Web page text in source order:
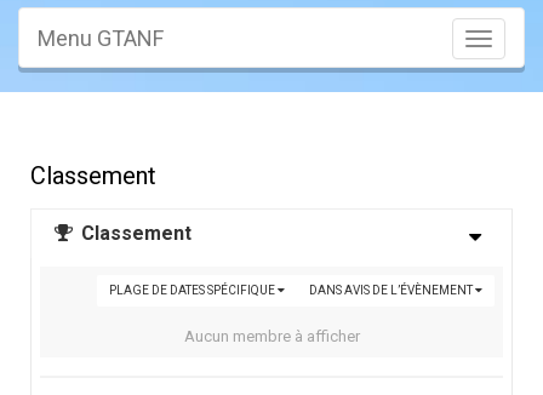
Toggle
Menu GTANF
Classement
Classement
DANS AVIS DE L’ÉVÈNEMENT
PLAGE DE DATES SPÉCIFIQUE
Aucun membre à afficher